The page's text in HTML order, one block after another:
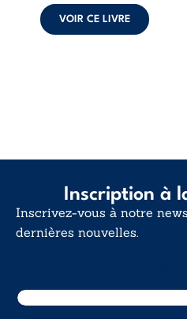
déclaration
d’existence pour ...
VOIR CE LIVRE
Inscription à
Inscrivez-vous à notre
dernières nouvelles.